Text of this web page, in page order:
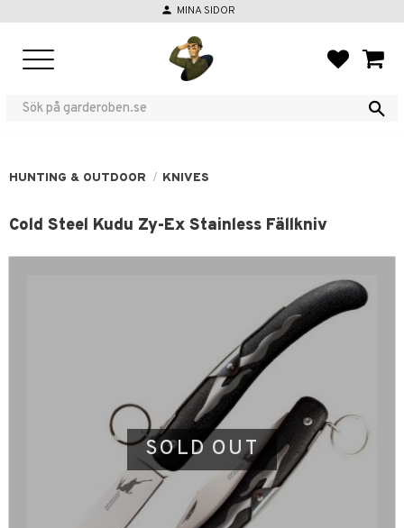
person MINA SIDOR
HUNTING & OUTDOOR KNIVES
Cold Steel Kudu Zy-Ex Stainless Fällkniv
SOLD OUT